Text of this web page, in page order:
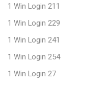
1 Win Login 211
1 Win Login 229
1 Win Login 241
1 Win Login 254
1 Win Login 27